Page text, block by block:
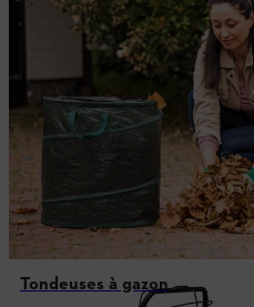
Tondeuses à gazon